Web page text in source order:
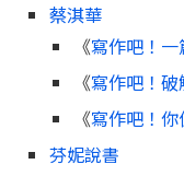
蔡淇華
《寫作吧！
《寫作吧！
《寫作吧！
芬妮說書